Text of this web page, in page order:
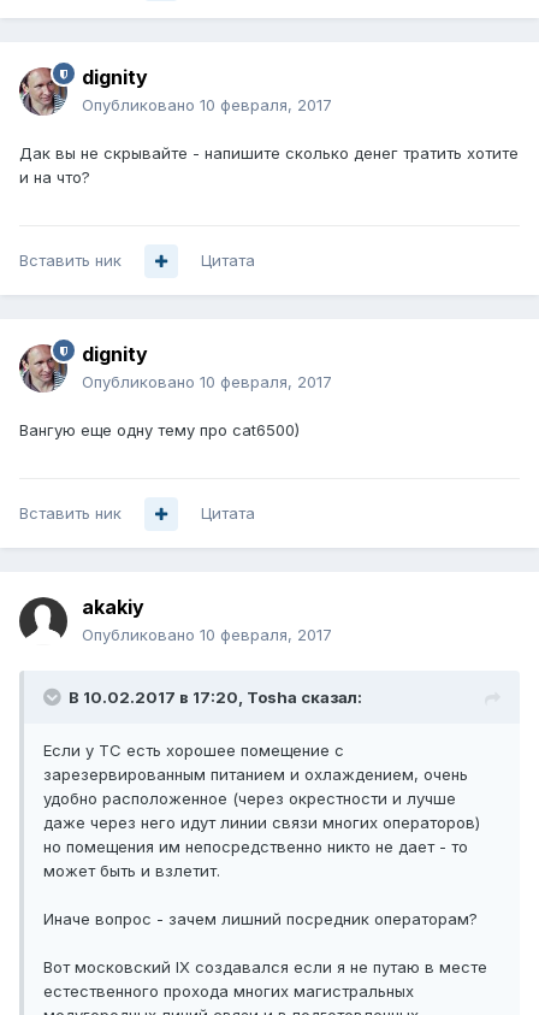
dignity
Опубликовано 10 февраля, 2017
Дак вы не скрывайте - напишите сколько денег тратить хотите
и на что?
Вставить ник Цитата
dignity
Опубликовано 10 февраля, 2017
Вангую еще одну тему про cat6500)
Вставить ник Цитата
akakiy
Опубликовано 10 февраля, 2017
В 10.02.2017 в 17:20, Tosha сказал:
Если у ТС есть хорошее помещение с
зарезервированным питанием и охлаждением, очень
удобно расположенное (через окрестности и лучше
даже через него идут линии связи многих операторов)
но помещения им непосредственно никто не дает - то
может быть и взлетит.
Иначе вопрос - зачем лишний посредник операторам?
Вот московский IX создавался если я не путаю в месте
естественного прохода многих магистральных